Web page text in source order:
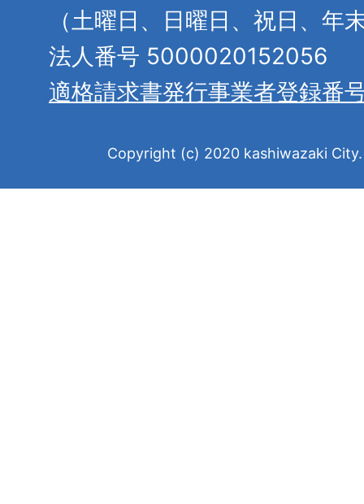
（土曜日、日曜日、祝日、年
法人番号 5000020152056
適格請求書発行事業者登録番
Copyright (c) 2020 kashiwazaki